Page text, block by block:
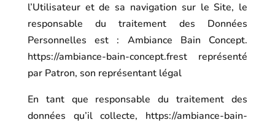
l’Utilisateur et de sa navigation sur le Site, le
responsable du traitement des Données
Personnelles est : Ambiance Bain Concept.
https://ambiance-bain-concept.frest représenté
par Patron, son représentant légal
En tant que responsable du traitement des
données qu’il collecte, https://ambiance-bain-